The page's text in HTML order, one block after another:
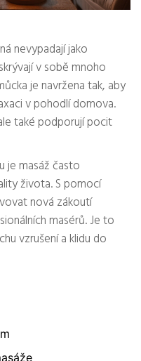
nevypadají jako
v sobě mnoho
je navržena tak, aby
v pohodlí domova.
také podporují pocit
je masáž často
života. S pomocí
nová zákoutí
masérů. Je to
vzrušení a klidu do